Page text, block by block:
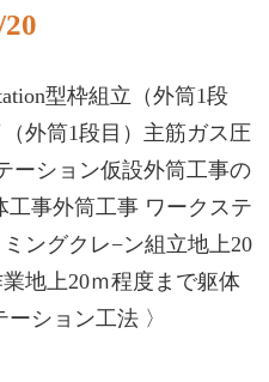
20
型枠組立（外筒1段
外筒1段目）主筋ガス圧
ーション仮設外筒工事の
事外筒工事 ワークステ
ングクレ−ン組立地上20
地上20ｍ程度まで躯体
ション工法 〉